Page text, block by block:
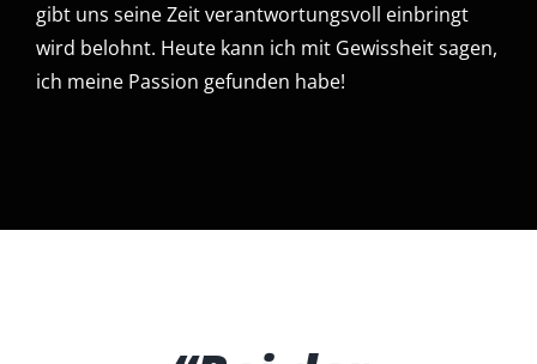
gibt uns seine Zeit verantwortungsvoll einbringt
wird belohnt. Heute kann ich mit Gewissheit sagen,
ich meine Passion gefunden habe!